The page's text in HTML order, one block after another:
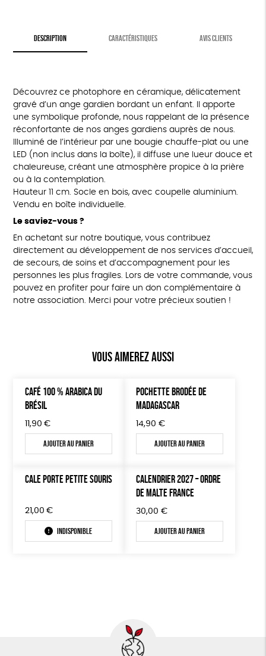
DESCRIPTION CARACTÉRISTIQUES AVIS CLIENTS
Découvrez ce photophore en céramique, délicatement
gravé d’un ange gardien bordant un enfant. Il apporte
une symbolique profonde, nous rappelant de la présence
réconfortante de nos anges gardiens auprès de nous.
Illuminé de l’intérieur par une bougie chauffe-plat ou une
LED (non inclus dans la boîte), il diffuse une lueur douce et
chaleureuse, créant une atmosphère propice à la prière
ou à la contemplation.
Hauteur 11 cm. Socle en bois, avec coupelle aluminium.
Vendu en boîte individuelle.
Le saviez-vous ?
En achetant sur notre boutique, vous contribuez
directement au développement de nos services d’accueil,
de secours, de soins et d’accompagnement pour les
personnes les plus fragiles. Lors de votre commande, vous
pouvez en profiter pour faire un don complémentaire à
notre association. Merci pour votre précieux soutien !
Vous aimerez aussi
CAFÉ 100 % ARABICA DU
BRÉSIL
11,90 €
Ajouter au panier
POCHETTE BRODÉE DE
MADAGASCAR
14,90 €
Ajouter au panier
CALE PORTE PETITE SOURIS
21,00 €
Indisponible
CALENDRIER 2027 – ORDRE
DE MALTE FRANCE
30,00 €
Ajouter au panier